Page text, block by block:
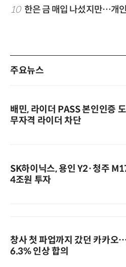
10 한은 금 매입 나섰지만…개
주요뉴스
배민, 라이더 PASS 본인인증
무자격 라이더 차단
SK하이닉스, 용인 Y2·청주
4조원 투자
창사 첫 파업까지 갔던 카카오
6.3% 인상 합의